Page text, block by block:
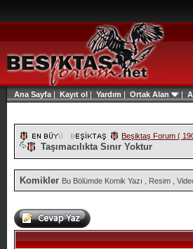
Ana Sayfa | Kayıt ol | Yardım | Ortak Alan |
Beşiktaş Forum (
Taşımacılıkta Sınır Yoktur
Komikler Bu Bölümde Komik Yazı , Resim ,